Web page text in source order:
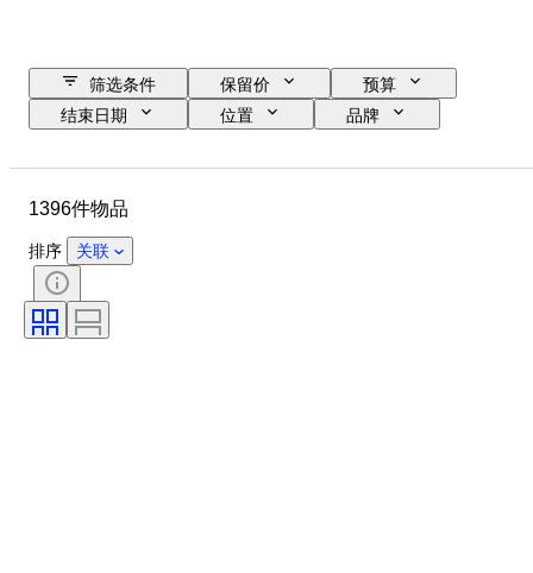
筛选条件 保留价
预算
结束日期
位置
品牌
签名
带配件
1396件物品
排序 关联